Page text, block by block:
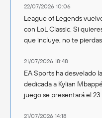
22/07/2026 10:06
League of Legends
con LoL Classic. Si
que incluye, no te
21/07/2026 18:48
EA Sports ha desvelado
dedicada a Kylian
juego se presentará el
21/07/2026 14:18